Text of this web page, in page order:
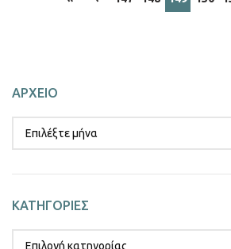
ΑΡΧΕΙΟ
ΚΑΤΗΓΟΡΙΕΣ